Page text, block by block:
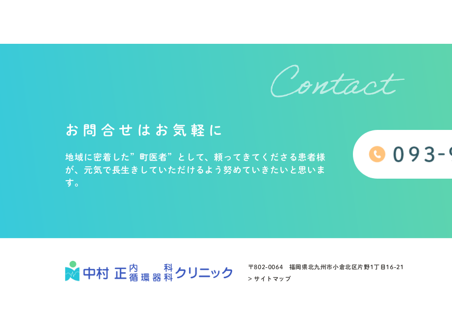
Contact
お問合せはお気軽に
地域に密着した”町医者”として、頼ってきてくださる患者様
が、元気で長生きしていただけるよう努めていきたいと思いま
す。
〒802-0064 福岡県北九州市小倉北区片野1丁目16-21
> サイトマップ